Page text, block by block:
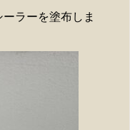
ラーを塗布しま